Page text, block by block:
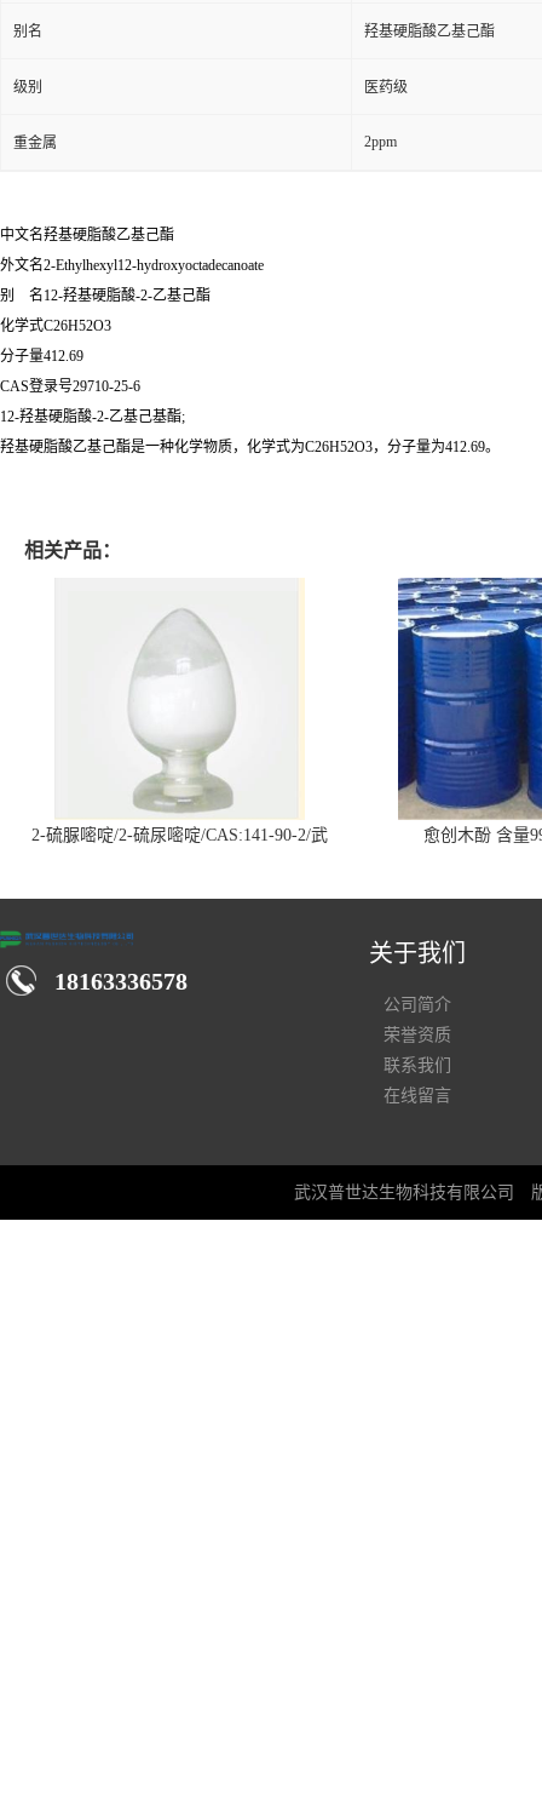
别名 羟基硬脂酸乙基己酯
级别 医药级
重金属 2ppm
中文名羟基硬脂酸乙基己酯
外文名2-Ethylhexyl12-hydroxyoctadecanoate
别 名12-羟基硬脂酸-2-乙基己酯
化学式C26H52O3
分子量412.69
CAS登录号29710-25-6
12-羟基硬脂酸-2-乙基己基酯;
羟基硬脂酸乙基己酯是一种化学物质，化学式为C26H52O3，分子量为412.69。
相关产品：
2-硫脲嘧啶/2-硫尿嘧啶/CAS:141-90-2/武
愈创木酚 含量
18163336578
关于我们
公司简介
荣誉资质
联系我们
在线留言
武汉普世达生物科技有限公司